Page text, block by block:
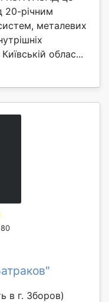
20-річним
металевих
облас...
в г. Зборов)